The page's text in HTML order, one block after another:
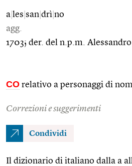
a les san drì no
agg.
1703; der. del n.p.m.
CO relativo a personaggi di
Correzioni e suggerimenti
Condividi
Il dizionario di italiano dalla a